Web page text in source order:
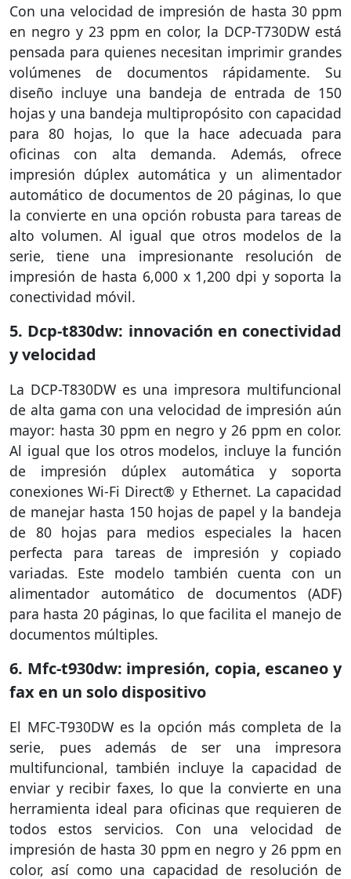
Con una velocidad de impresión de hasta 30 ppm
en negro y 23 ppm en color, la DCP-T730DW está
pensada para quienes necesitan imprimir grandes
volúmenes de documentos rápidamente. Su
diseño incluye una bandeja de entrada de 150
hojas y una bandeja multipropósito con capacidad
para 80 hojas, lo que la hace adecuada para
oficinas con alta demanda. Además, ofrece
impresión dúplex automática y un alimentador
automático de documentos de 20 páginas, lo que
la convierte en una opción robusta para tareas de
alto volumen. Al igual que otros modelos de la
serie, tiene una impresionante resolución de
impresión de hasta 6,000 x 1,200 dpi y soporta la
conectividad móvil.
5. Dcp-t830dw: innovación en conectividad
y velocidad
La DCP-T830DW es una impresora multifuncional
de alta gama con una velocidad de impresión aún
mayor: hasta 30 ppm en negro y 26 ppm en color.
Al igual que los otros modelos, incluye la función
de impresión dúplex automática y soporta
conexiones Wi-Fi Direct® y Ethernet. La capacidad
de manejar hasta 150 hojas de papel y la bandeja
de 80 hojas para medios especiales la hacen
perfecta para tareas de impresión y copiado
variadas. Este modelo también cuenta con un
alimentador automático de documentos (ADF)
para hasta 20 páginas, lo que facilita el manejo de
documentos múltiples.
6. Mfc-t930dw: impresión, copia, escaneo y
fax en un solo dispositivo
El MFC-T930DW es la opción más completa de la
serie, pues además de ser una impresora
multifuncional, también incluye la capacidad de
enviar y recibir faxes, lo que la convierte en una
herramienta ideal para oficinas que requieren de
todos estos servicios. Con una velocidad de
impresión de hasta 30 ppm en negro y 26 ppm en
color, así como una capacidad de resolución de